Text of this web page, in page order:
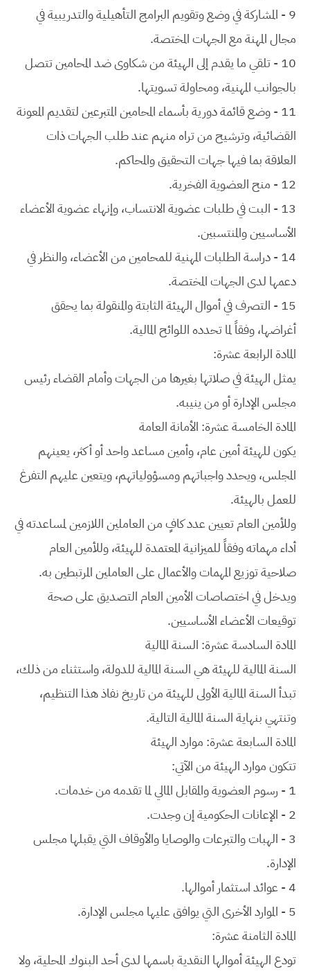
9 - المشاركة في وضع وتقويم البرامج التأهيلية والتدريبية في
مجال المهنة مع الجهات المختصة.
10 - تلقي ما يقدم إلى الهيئة من شكاوى ضد المحامين تتصل
بالجوانب المهنية، ومحاولة تسويتها.
11 - وضع قائمة دورية بأسماء المحامين المتبرعين لتقديم المعونة
القضائية، وترشيح من تراه منهم عند طلب الجهات ذات
العلاقة بما فيها جهات التحقيق والمحاكم.
12 - منح العضوية الفخرية.
13 - البت في طلبات عضوية الانتساب، وإنهاء عضوية الأعضاء
الأساسيين والمنتسبين.
14 - دراسة الطلبات المهنية للمحامين من الأعضاء، والنظر في
دعمها لدى الجهات المختصة.
15 - التصرف في أموال الهيئة الثابتة والمنقولة بما يحقق
أغراضها، وفقاً لما تحدده اللوائح المالية.
المادة الرابعة عشرة:
يمثل الهيئة في صلاتها بغيرها من الجهات وأمام القضاء رئيس
مجلس الإدارة أو من ينيبه.
المادة الخامسة عشرة: الأمانة العامة
يكون للهيئة أمين عام، وأمين مساعد واحد أو أكثر، يعينهم
المجلس، ويحدد واجباتهم ومسؤولياتهم، ويتعين عليهم التفرغ
للعمل بالهيئة.
وللأمين العام تعيين عدد كافٍ من العاملين اللازمين لمساعدته في
أداء مهماته وفقاً للميزانية المعتمدة للهيئة، وللأمين العام
صلاحية توزيع المهمات والأعمال على العاملين المرتبطين به.
ويدخل في اختصاصات الأمين العام التصديق على صحة
توقيعات الأعضاء الأساسيين.
المادة السادسة عشرة: السنة المالية
السنة المالية للهيئة هي السنة المالية للدولة، واستثناء من ذلك،
تبدأ السنة المالية الأولى للهيئة من تاريخ نفاذ هذا التنظيم،
وتنتهي بنهاية السنة المالية التالية.
المادة السابعة عشرة: موارد الهيئة
تتكون موارد الهيئة من الآتي:
1 - رسوم العضوية والمقابل المالي لما تقدمه من خدمات.
2 - الإعانات الحكومية إن وجدت.
3 - الهبات والتبرعات والوصايا والأوقاف التي يقبلها مجلس
الإدارة.
4 - عوائد استثمار أموالها.
5 - الموارد الأخرى التي يوافق عليها مجلس الإدارة.
المادة الثامنة عشرة:
تودع الهيئة أموالها النقدية باسمها لدى أحد البنوك المحلية، ولا